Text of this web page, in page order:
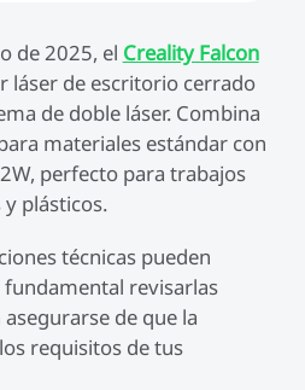
de 2025, el Creality Falcon
láser de escritorio cerrado
de doble láser. Combina
materiales estándar con
perfecto para trabajos
plásticos.
técnicas pueden
revisarlas
de que la
requisitos de tus